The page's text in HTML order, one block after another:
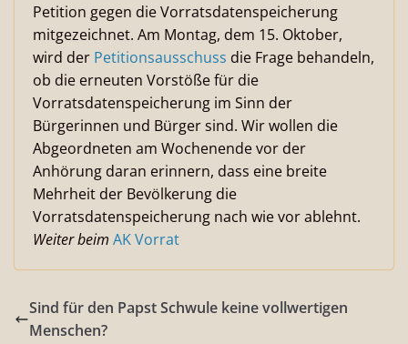
Petition gegen die Vorratsdatenspeicherung
mitgezeichnet. Am Montag, dem 15. Oktober,
wird der Petitionsausschuss die Frage behandeln,
ob die erneuten Vorstöße für die
Vorratsdatenspeicherung im Sinn der
Bürgerinnen und Bürger sind. Wir wollen die
Abgeordneten am Wochenende vor der
Anhörung daran erinnern, dass eine breite
Mehrheit der Bevölkerung die
Vorratsdatenspeicherung nach wie vor ablehnt.
Weiter beim AK Vorrat
Sind für den Papst Schwule keine vollwertigen
Menschen?